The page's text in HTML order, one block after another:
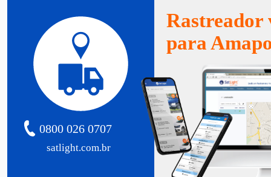
satlight.com.br
0800 026 0707
Rastreador
para